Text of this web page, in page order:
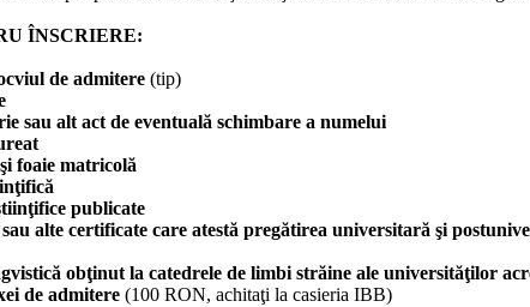
ÎNSCRIERE:
de admitere (tip)
sau alt act de eventuală schimbare a numelui
foaie matricolă
publicate
alte certificate care atestă pregătirea universitară şi
obţinut la catedrele de limbi străine ale universităţilor
de admitere(100 RON, achitaţi la casieria IBB)